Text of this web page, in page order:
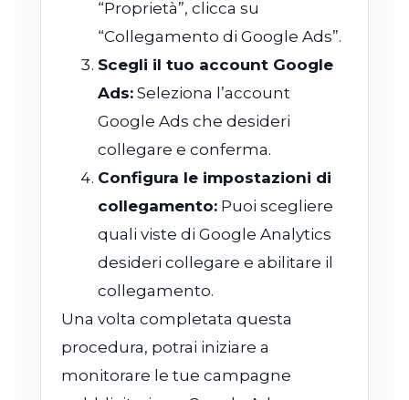
“Proprietà”, clicca su
“Collegamento di Google Ads”.
Scegli il tuo account Google
Ads: Seleziona l’account
Google Ads che desideri
collegare e conferma.
Configura le impostazioni di
collegamento: Puoi scegliere
quali viste di Google Analytics
desideri collegare e abilitare il
collegamento.
Una volta completata questa
procedura, potrai iniziare a
monitorare le tue campagne